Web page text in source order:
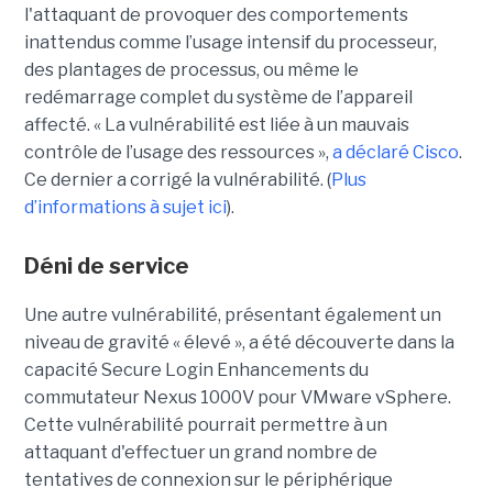
l'attaquant de provoquer des comportements
inattendus comme l’usage intensif du processeur,
des plantages de processus, ou même le
redémarrage complet du système de l’appareil
affecté. « La vulnérabilité est liée à un mauvais
contrôle de l’usage des ressources », a déclaré Cisco.
Ce dernier a corrigé la vulnérabilité. (Plus
d’informations à sujet ici).
Déni de service
Une autre vulnérabilité, présentant également un
niveau de gravité « élevé », a été découverte dans la
capacité Secure Login Enhancements du
commutateur Nexus 1000V pour VMware vSphere.
Cette vulnérabilité pourrait permettre à un
attaquant d'effectuer un grand nombre de
tentatives de connexion sur le périphérique